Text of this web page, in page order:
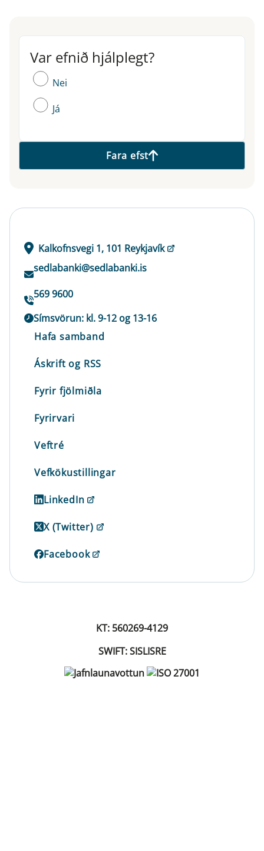
Var efnið hjálplegt?
Var efnið hjálplegt?
Nei
Já
Fara efst
Kalkofnsvegi 1, 101 Reykjavík
sedlabanki@sedlabanki.is
569 9600
Símsvörun: kl. 9-12 og 13-16
Hafa samband
Áskrift og RSS
Fyrir fjölmiðla
Fyrirvari
Veftré
Vefkökustillingar
LinkedIn
X (Twitter)
Facebook
KT: 560269-4129
SWIFT: SISLISRE